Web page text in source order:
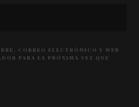
CORREO ELECTRÓNICO Y WEB
PARA LA PRÓXIMA VEZ QUE